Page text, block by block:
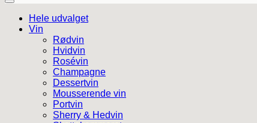
Hele udvalget
Vin
Rødvin
Hvidvin
Rosévin
Champagne
Dessertvin
Mousserende vin
Portvin
Sherry & Hedvin